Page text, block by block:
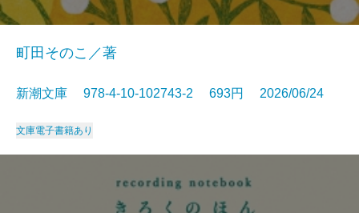
町田そのこ／著
新潮文庫 978-4-10-102743-2 693円 2026/06/24
文庫電子書籍あり